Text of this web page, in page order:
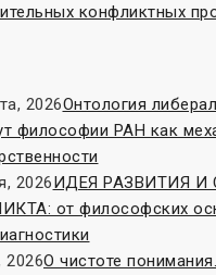
конфликтных
2026Онтология
философии РАН как
2026ИДЕЯ РАЗВИТИЯ И
от философских
2026О чистоте понимания.